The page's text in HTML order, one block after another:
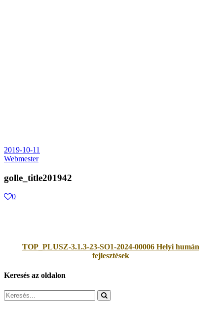
2019-10-11
Webmester
golle_title201942
0
TOP_PLUSZ-3.1.3-23-SO1-2024-00006 Helyi humán
fejlesztések
Keresés az oldalon
Search
for: